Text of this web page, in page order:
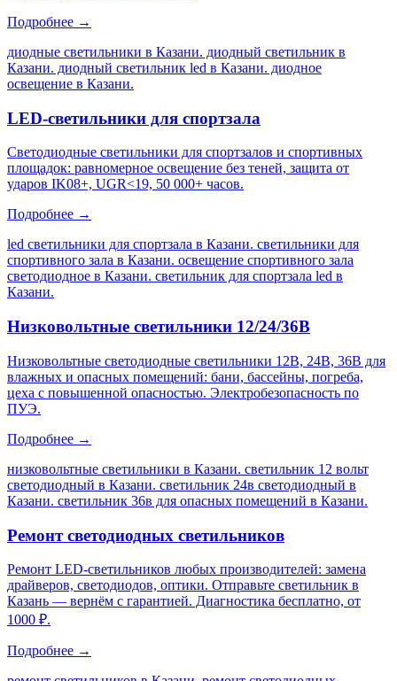
Подробнее →
диодные светильники в Казани. диодный светильник в
Казани. диодный светильник led в Казани. диодное
освещение в Казани.
LED-светильники для спортзала
Светодиодные светильники для спортзалов и спортивных
площадок: равномерное освещение без теней, защита от
ударов IK08+, UGR<19, 50 000+ часов.
Подробнее →
led светильники для спортзала в Казани. светильники для
спортивного зала в Казани. освещение спортивного зала
светодиодное в Казани. светильник для спортзала led в
Казани.
Низковольтные светильники 12/24/36В
Низковольтные светодиодные светильники 12В, 24В, 36В для
влажных и опасных помещений: бани, бассейны, погреба,
цеха с повышенной опасностью. Электробезопасность по
ПУЭ.
Подробнее →
низковольтные светильники в Казани. светильник 12 вольт
светодиодный в Казани. светильник 24в светодиодный в
Казани. светильник 36в для опасных помещений в Казани.
Ремонт светодиодных светильников
Ремонт LED-светильников любых производителей: замена
драйверов, светодиодов, оптики. Отправьте светильник в
Казань — вернём с гарантией. Диагностика бесплатно, от
1000 ₽.
Подробнее →